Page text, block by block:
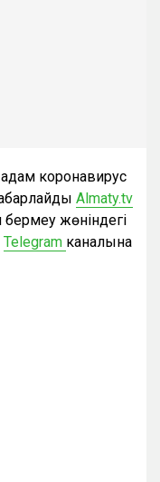
адам коронавирус
Almaty.tv
бермеу жөніндегі
Telegram каналына